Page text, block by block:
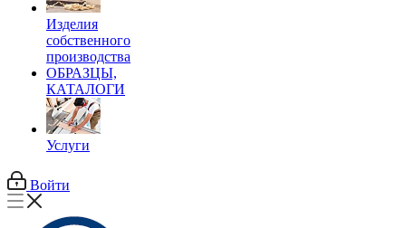
Изделия
собственного
производства
ОБРАЗЦЫ,
КАТАЛОГИ
Услуги
Войти